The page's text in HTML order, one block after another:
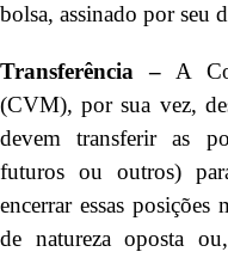
bolsa, assinado por seu
Transferência –A
(CVM), por sua vez,
devem transferir as
futuros ou outros)
encerrar essas posições
de natureza oposta